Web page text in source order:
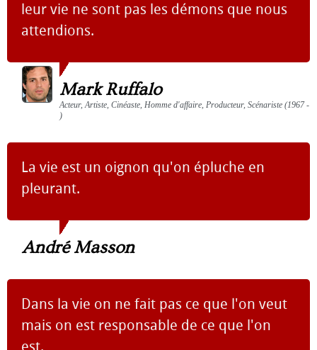
leur vie ne sont pas les démons que nous
attendions.
Mark Ruffalo
Acteur, Artiste, Cinéaste, Homme d'affaire, Producteur, Scénariste (1967 -
)
La vie est un oignon qu'on épluche en
pleurant.
André Masson
Dans la vie on ne fait pas ce que l'on veut
mais on est responsable de ce que l'on
est.